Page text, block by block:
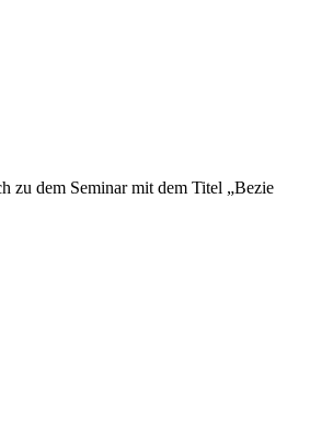
zu dem Seminar mit dem Titel „Bezie